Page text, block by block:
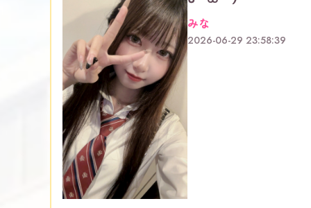
みな
2026-06-29 23:58:39